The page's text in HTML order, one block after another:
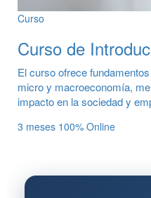
Curso
Curso de
El curso ofrece
micro y macroeconomía,
impacto en la sociedad y
3 meses 100% Online